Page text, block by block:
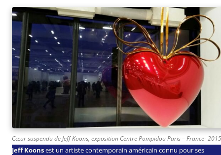
Cœur suspendu de Jeff Koons, exposition Centre Pompidou Paris – France- 2015
Jeff Koonsest un artiste contemporain américain connu pour ses